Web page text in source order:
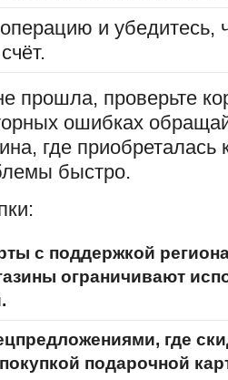
и убедитесь,
прошла, проверьте
ошибках
где приобреталась
быстро.
с поддержкой
ограничивают
где
подарочной